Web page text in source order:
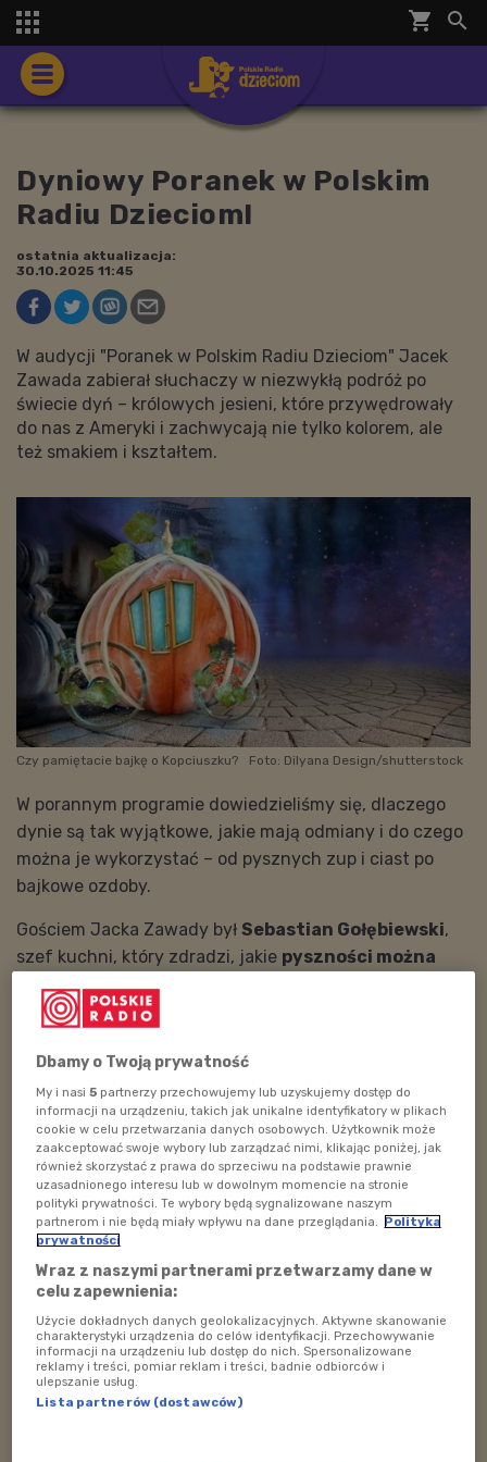
shopping_cart 

Dyniowy Poranek w Polskim
Radiu Dzieciom!
ostatnia aktualizacja:
30.10.2025 11:45
W audycji "Poranek w Polskim Radiu Dzieciom" Jacek
Zawada zabierał słuchaczy w niezwykłą podróż po
świecie dyń – królowych jesieni, które przywędrowały
do nas z Ameryki i zachwycają nie tylko kolorem, ale
też smakiem i kształtem.
Czy pamiętacie bajkę o Kopciuszku? Foto: Dilyana Design/shutterstock
W porannym programie dowiedzieliśmy się, dlaczego
dynie są tak wyjątkowe, jakie mają odmiany i do czego
można je wykorzystać – od pysznych zup i ciast po
bajkowe ozdoby.
Gościem Jacka Zawady był Sebastian Gołębiewski,
szef kuchni, który zdradzi, jakie pyszności można
przygotować z dyni
kremowe puree, aż po słodkie ciasta i desery.
Czy pamiętacie dynię z "Kopciuszka"
karocę, która zawiozła Kopciuszka na królewski bal.
Więcej w audycji.
POSŁUCHAJ
59:05
Poranek w Polskim Radiu Dzieciom 31 października
godz. 08:01
Dbamy o Twoją prywatność
My i nasi5 partnerzy przechowujemy lub uzyskujemy dostęp do
informacji na urządzeniu, takich jak unikalne identyfikatory w plikach
cookie w celu przetwarzania danych osobowych. Użytkownik może
zaakceptować swoje wybory lub zarządzać nimi, klikając poniżej, jak
również skorzystać z prawa do sprzeciwu na podstawie prawnie
uzasadnionego interesu lub w dowolnym momencie na stronie
polityki prywatności. Te wybory będą sygnalizowane naszym
partnerom i nie będą miały wpływu na dane przeglądania. Polityka
prywatności
Wraz z naszymi partnerami przetwarzamy dane w
celu zapewnienia:
Użycie dokładnych danych geolokalizacyjnych. Aktywne skanowanie
charakterystyki urządzenia do celów identyfikacji. Przechowywanie
informacji na urządzeniu lub dostęp do nich. Spersonalizowane
reklamy i treści, pomiar reklam i treści, badnie odbiorców i
ulepszanie usług.
Lista partnerów (dostawców)